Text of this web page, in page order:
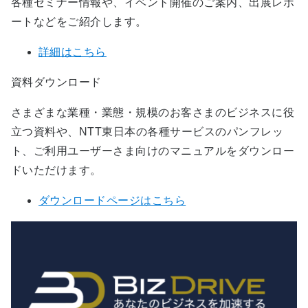
ートなどをご紹介します。
詳細はこちら
資料ダウンロード
さまざまな業種・業態・規模のお客さまのビジネスに役
立つ資料や、NTT東日本の各種サービスのパンフレッ
ト、ご利用ユーザーさま向けのマニュアルをダウンロー
ドいただけます。
ダウンロードページはこちら